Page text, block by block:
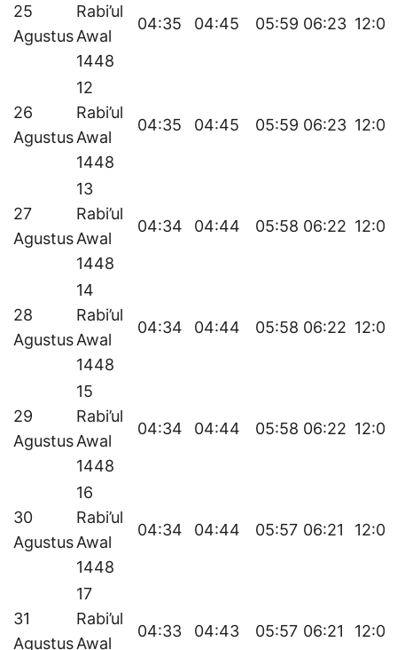
25
Agustus
Rabi’ul
Awal
1448
04:35 04:45 05:59 06:23 12:05
26
Agustus
12
Rabi’ul
Awal
1448
04:35 04:45 05:59 06:23 12:04
27
Agustus
13
Rabi’ul
Awal
1448
04:34 04:44 05:58 06:22 12:04
28
Agustus
14
Rabi’ul
Awal
1448
04:34 04:44 05:58 06:22 12:04
29
Agustus
15
Rabi’ul
Awal
1448
04:34 04:44 05:58 06:22 12:03
30
Agustus
16
Rabi’ul
Awal
1448
04:34 04:44 05:57 06:21 12:03
31
Agustus
17
Rabi’ul
Awal
04:33 04:43 05:57 06:21 12:03